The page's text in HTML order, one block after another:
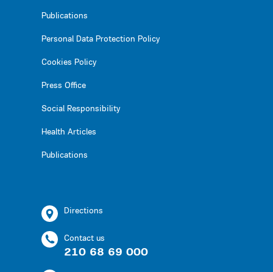
Publications
Personal Data Protection Policy
Cookies Policy
Press Office
Social Responsibility
Health Articles
Publications
Directions
Contact us
210 68 69 000